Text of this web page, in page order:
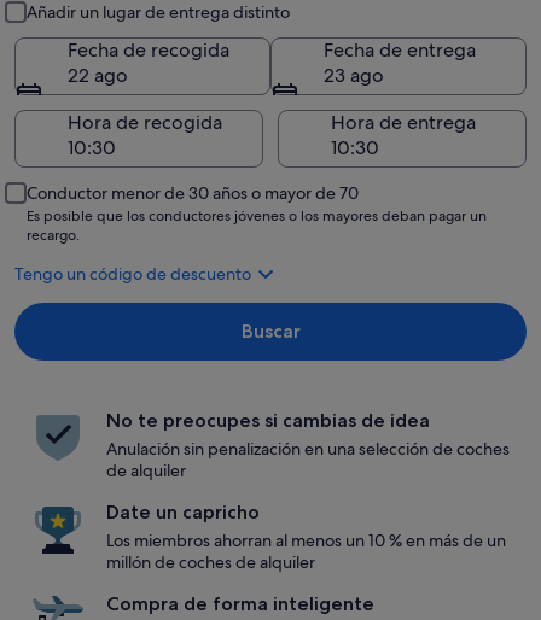
Añadir un lugar de entrega distinto
Fecha de recogida
22 ago
Fecha de entrega
23 ago
Hora de recogida
Hora de entrega
Conductor menor de 30 años o mayor de 70
Es posible que los conductores jóvenes o los mayores deban pagar un
recargo.
Tengo un código de descuento
Buscar
No te preocupes si cambias de idea
Anulación sin penalización en una selección de coches
de alquiler
Date un capricho
Los miembros ahorran al menos un 10 % en más de un
millón de coches de alquiler
Compra de forma inteligente